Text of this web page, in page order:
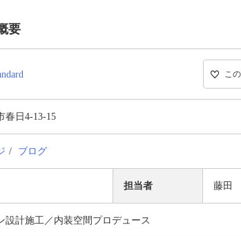
要
こ
春日4-13-15
ブログ
担当者 藤田
設計施工／内装空間プロデュース